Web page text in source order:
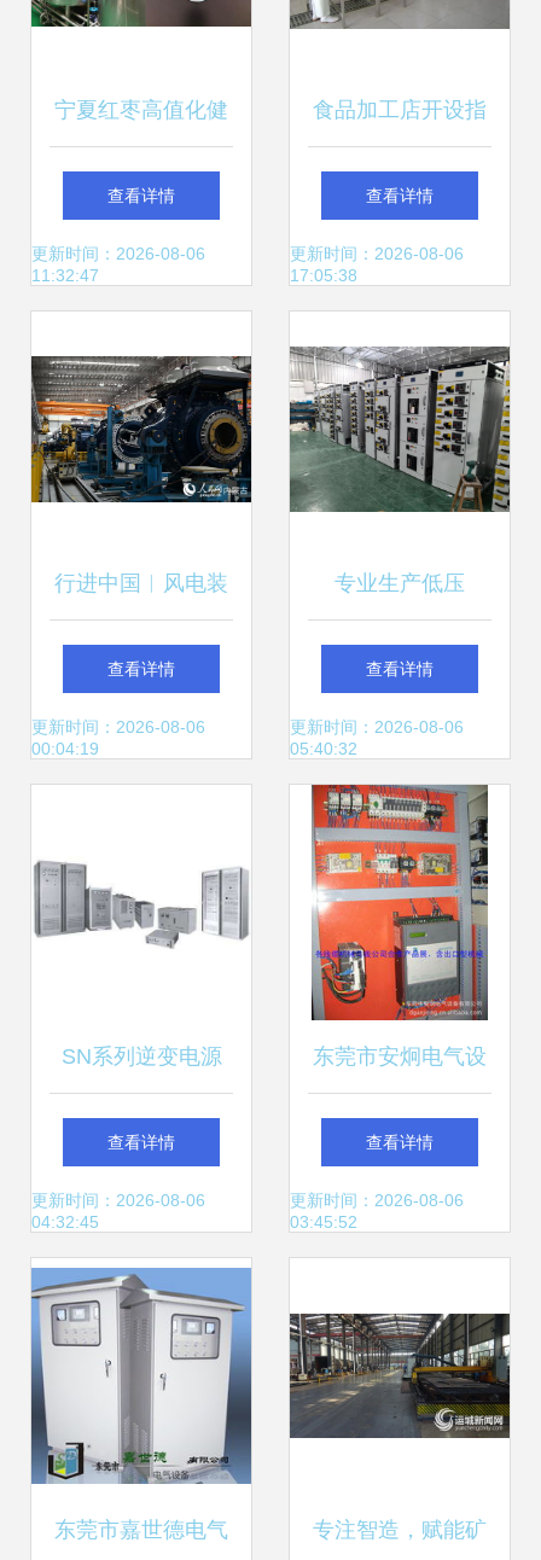
宁夏红枣高值化健
康产品加工关键技
术研究与示范项目
电气设备制造新发
展
查看详情
更新时间：2026-08-06
11:32:47
食品加工店开设指
南与电气设备制造
基础要求
查看详情
更新时间：2026-08-06
17:05:38
行进中国︱风电装
备制造如何转出绿
色新动能
查看详情
更新时间：2026-08-06
00:04:19
专业生产低压
MNS、GCS、
GCK抽屉柜的电气
设备厂家 如何选择
可靠的母排供应
商？
查看详情
更新时间：2026-08-06
05:40:32
SN系列逆变电源
（电力专用）——
兰州凯源电气设备
的军工品质之选
查看详情
更新时间：2026-08-06
04:32:45
东莞市安炯电气设
备有限公司调速器
产品及加工服务一
查看详情
更新时间：2026-08-06
03:45:52
东莞市嘉世德电气 专注智造，赋能矿